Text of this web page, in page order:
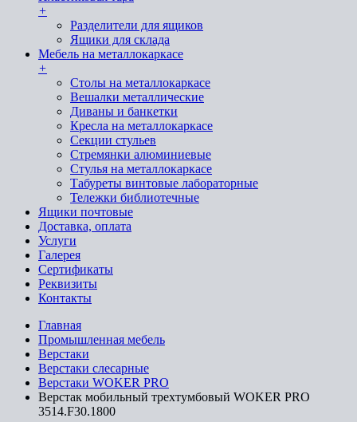
+
Разделители для ящиков
Ящики для склада
Мебель на металлокаркасе
+
Cтолы на металлокаркасе
Вешалки металлические
Диваны и банкетки
Кресла на металлокаркасе
Секции стульев
Стремянки алюминиевые
Стулья на металлокаркасе
Табуреты винтовые лабораторные
Тележки библиотечные
Ящики почтовые
Доставка, оплата
Услуги
Галерея
Сертификаты
Реквизиты
Контакты
Главная
Промышленная мебель
Верстаки
Верстаки слесарные
Верстаки WOKER PRO
Верстак мобильный трехтумбовый WOKER PRO
3514.F30.1800